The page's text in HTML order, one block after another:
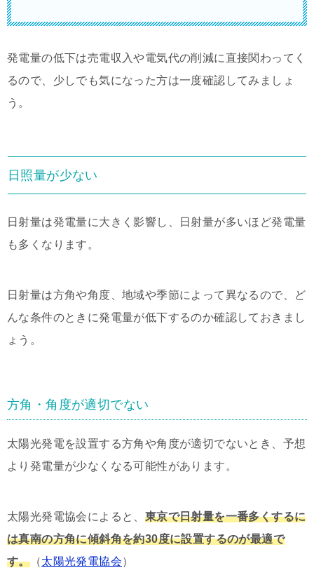
発電量の低下は売電収入や電気代の削減に直接関わってく
るので、少しでも気になった方は一度確認してみましょ
う。
日照量が少ない
日射量は発電量に大きく影響し、日射量が多いほど発電量
も多くなります。
日射量は方角や角度、地域や季節によって異なるので、ど
んな条件のときに発電量が低下するのか確認しておきまし
ょう。
方角・角度が適切でない
太陽光発電を設置する方角や角度が適切でないとき、予想
より発電量が少なくなる可能性があります。
太陽光発電協会によると、 東京で日射量を一番多くするに
は真南の方角に傾斜角を約30度に設置するのが最適で
す。（太陽光発電協会）